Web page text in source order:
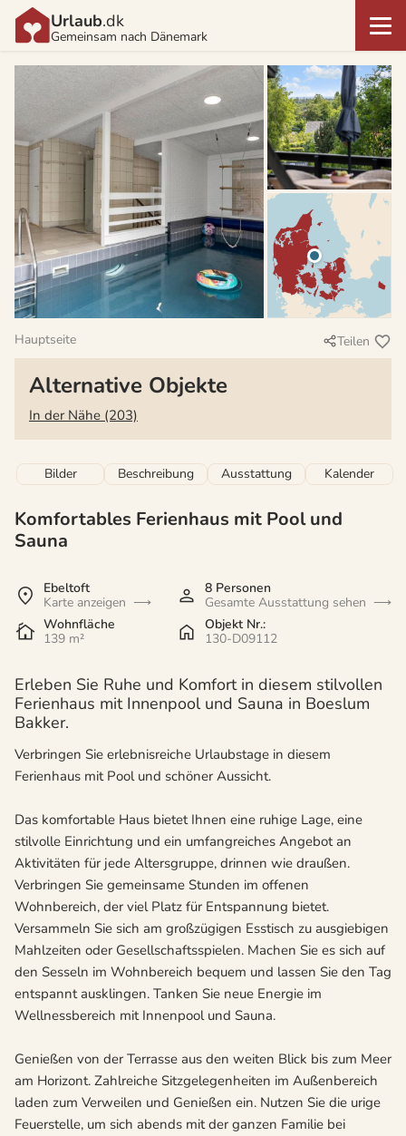
Urlaub.dk
Gemeinsam nach Dänemark
Hauptseite Teilen
Alternative Objekte
In der Nähe (203)
Bilder Beschreibung Ausstattung Kalender
Komfortables Ferienhaus mit Pool und
Sauna
Ebeltoft
Karte anzeigen
8 Personen
Gesamte Ausstattung sehen
Wohnfläche
139 m²
Objekt Nr.:
130-D09112
Erleben Sie Ruhe und Komfort in diesem stilvollen
Ferienhaus mit Innenpool und Sauna in Boeslum
Bakker.
Verbringen Sie erlebnisreiche Urlaubstage in diesem
Ferienhaus mit Pool und schöner Aussicht.
Das komfortable Haus bietet Ihnen eine ruhige Lage, eine
stilvolle Einrichtung und ein umfangreiches Angebot an
Aktivitäten für jede Altersgruppe, drinnen wie draußen.
Verbringen Sie gemeinsame Stunden im offenen
Wohnbereich, der viel Platz für Entspannung bietet.
Versammeln Sie sich am großzügigen Esstisch zu ausgiebigen
Mahlzeiten oder Gesellschaftsspielen. Machen Sie es sich auf
den Sesseln im Wohnbereich bequem und lassen Sie den Tag
entspannt ausklingen. Tanken Sie neue Energie im
Wellnessbereich mit Innenpool und Sauna.
Genießen von der Terrasse aus den weiten Blick bis zum Meer
am Horizont. Zahlreiche Sitzgelegenheiten im Außenbereich
laden zum Verweilen und Genießen ein. Nutzen Sie die urige
Feuerstelle, um sich abends mit der ganzen Familie bei